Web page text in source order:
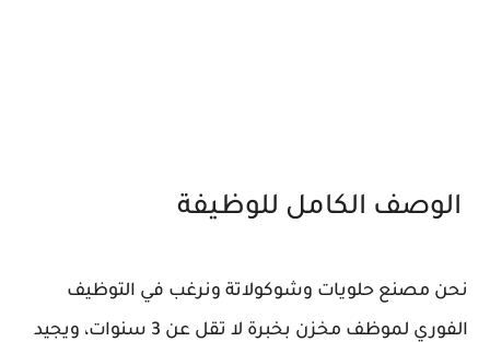
الوصف الكامل للوظيفة
نحن مصنع حلويات وشوكولاتة ونرغب في التوظيف
الفوري لموظف مخزن بخبرة لا تقل عن 3 سنوات، ويجيد